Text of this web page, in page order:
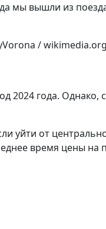
мы вышли из
/ wikimedia.org
года. Однако,
уйти от
время цены на